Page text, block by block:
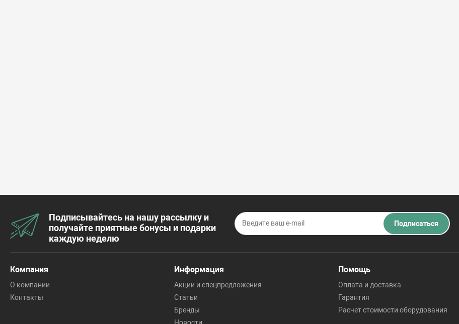
Подписывайтесь на нашу рассылку и
получайте приятные бонусы и подарки
каждую неделю
Подписаться
Компания
О компании
Контакты
Информация
Акции и спецпредложения
Статьи
Бренды
Помощь
Оплата и доставка
Гарантия
Расчет стоимости оборудования